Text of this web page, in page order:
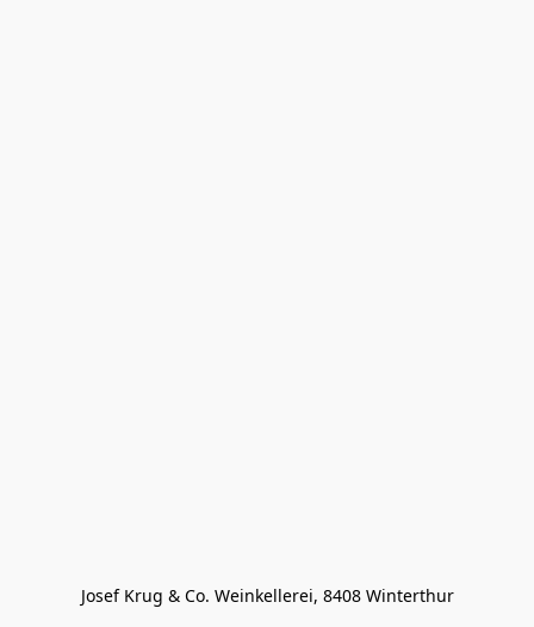
Josef Krug & Co. Weinkellerei, 8408 Winterthur